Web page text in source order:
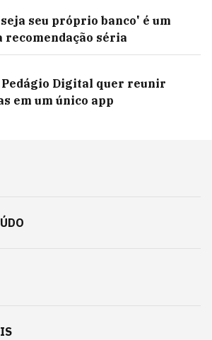
seu próprio banco' é um
recomendação séria
Pedágio Digital quer reunir
em um único app